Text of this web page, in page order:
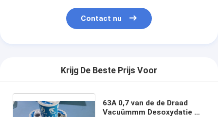
Contact nu
Krijg De Beste Prijs Voor
63A 0,7 van de de Draad
Vacuümmm Desoxydatie Op